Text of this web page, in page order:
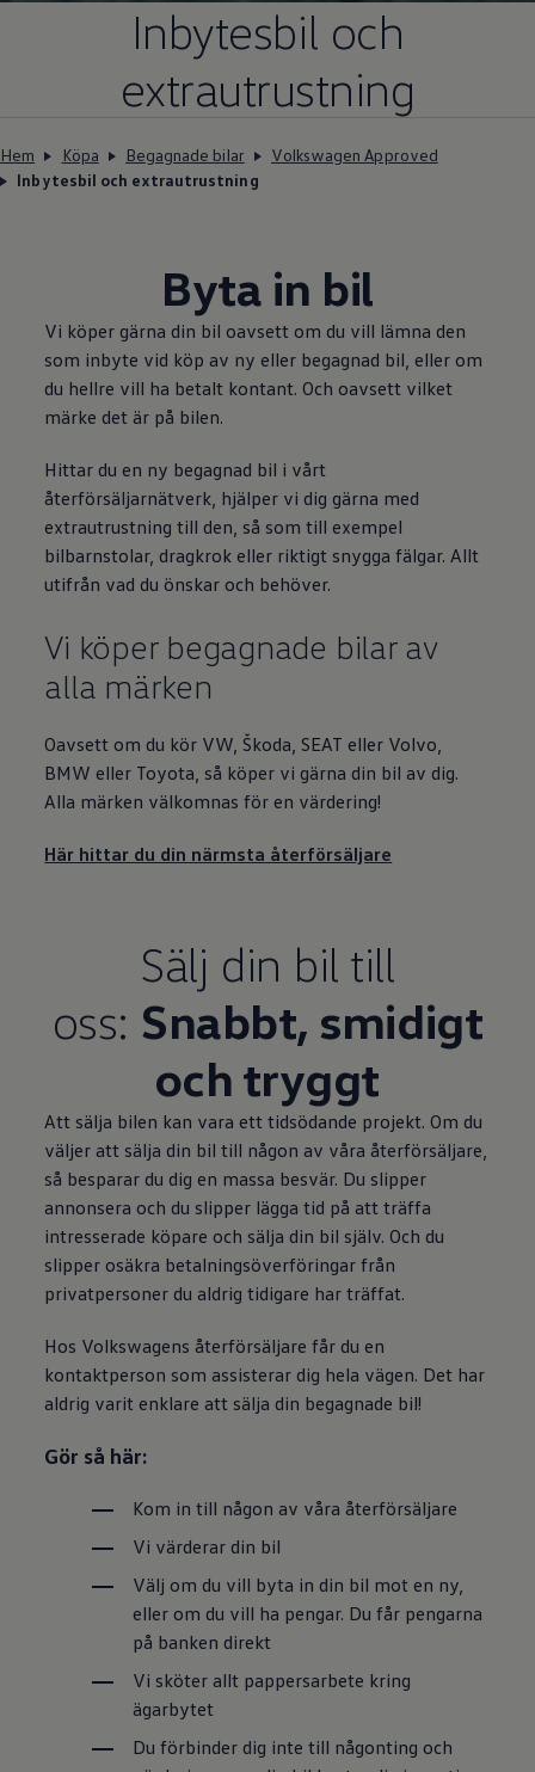
Inbytesbil och
extrautrustning
Hem Köpa Begagnade bilar
Volkswagen Approved
Inbytesbil och extrautrustning
Byta in bil
Vi köper gärna din bil oavsett om du vill lämna den
som inbyte vid köp av ny eller begagnad bil, eller om
du hellre vill ha betalt kontant. Och oavsett vilket
märke det är på bilen.
Hittar du en ny begagnad bil i vårt
återförsäljarnätverk, hjälper vi dig gärna med
extrautrustning till den, så som till exempel
bilbarnstolar, dragkrok eller riktigt snygga fälgar. Allt
utifrån vad du önskar och behöver.
Vi köper begagnade bilar av
alla märken
Oavsett om du kör VW, Škoda, SEAT eller Volvo,
BMW eller Toyota, så köper vi gärna din bil av dig.
Alla märken välkomnas för en värdering!
Här hittar du din närmsta återförsäljare
Sälj din bil till
oss: Snabbt, smidigt
och tryggt
Att sälja bilen kan vara ett tidsödande projekt. Om du
väljer att sälja din bil till någon av våra återförsäljare,
så besparar du dig en massa besvär. Du slipper
annonsera och du slipper lägga tid på att träffa
intresserade köpare och sälja din bil själv. Och du
slipper osäkra betalningsöverföringar från
privatpersoner du aldrig tidigare har träffat.
Hos Volkswagens återförsäljare får du en
kontaktperson som assisterar dig hela vägen. Det har
aldrig varit enklare att sälja din begagnade bil!
Gör så här:
Kom in till någon av våra återförsäljare
Vi värderar din bil
Välj om du vill byta in din bil mot en ny,
eller om du vill ha pengar. Du får pengarna
på banken direkt
Vi sköter allt pappersarbete kring
ägarbytet
Du förbinder dig inte till någonting och